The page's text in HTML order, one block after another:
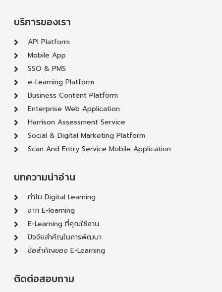
บริการของเรา
API Platform
Mobile App
SSO & PMS
e-Learning Platform
Business Content Platform
Enterprise Web Application
Harrison Assessment Service
Social & Digital Marketing Platform
Scan And Entry Service Mobile Application
บทความน่าอ่าน
ทำไม Digital Learning
จาก E-learning
E-Learning ที่คุณใช้งาน
ปัจจัยสำคัญในการพัฒนา
ข้อสำคัญของ E-Learning
ติดต่อสอบถาม